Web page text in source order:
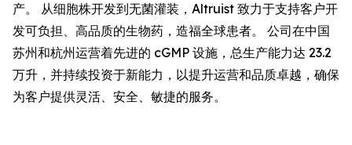
产。 从细胞株开发到无菌灌装，Altruist 致力于支持客户开
发可负担、高品质的生物药，造福全球患者。 公司在中国
苏州和杭州运营着先进的 cGMP 设施，总生产能力达 23.2
万升，并持续投资于新能力，以提升运营和品质卓越，确保
为客户提供灵活、安全、敏捷的服务。